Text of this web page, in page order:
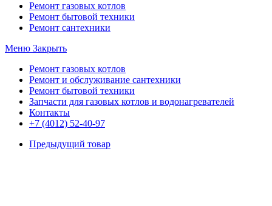
Ремонт газовых котлов
Ремонт бытовой техники
Ремонт сантехники
Меню Закрыть
Ремонт газовых котлов
Ремонт и обслуживание сантехники
Ремонт бытовой техники
Запчасти для газовых котлов и водонагревателей
Контакты
+7 (4012) 52-40-97
Предыдущий товар